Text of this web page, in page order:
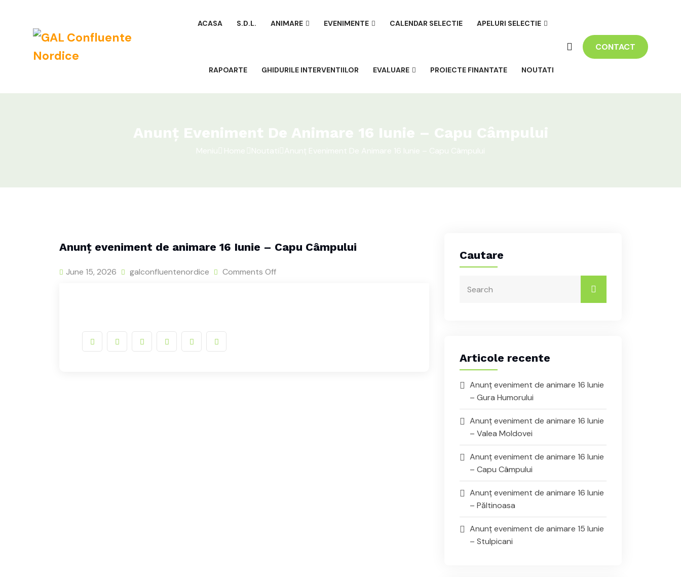
ACASA S.D.L. ANIMARE EVENIMENTE CALENDAR SELECTIE APELURI SELECTIE
RAPOARTE GHIDURILE INTERVENTIILOR EVALUARE PROIECTE FINANTATE NOUTATI
CONTACT
Anunț Eveniment De Animare 16 Iunie – Capu Câmpului
Meniu Home Noutati Anunț Eveniment De Animare 16 Iunie – Capu Câmpului
Anunț eveniment de animare 16 Iunie – Capu Câmpului
June 15, 2026 galconfluentenordice Comments Off
Cautare
Articole recente
Anunț eveniment de animare 16 Iunie
– Gura Humorului
Anunț eveniment de animare 16 Iunie
– Valea Moldovei
Anunț eveniment de animare 16 Iunie
– Capu Câmpului
Anunț eveniment de animare 16 Iunie
– Păltinoasa
Anunț eveniment de animare 15 Iunie
– Stulpicani